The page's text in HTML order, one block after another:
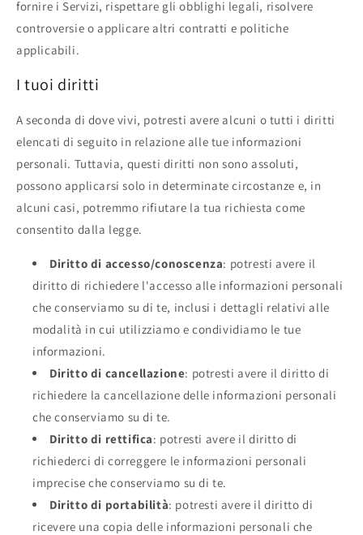
fornire i Servizi, rispettare gli obblighi legali, risolvere
controversie o applicare altri contratti e politiche
applicabili.
I tuoi diritti
A seconda di dove vivi, potresti avere alcuni o tutti i diritti
elencati di seguito in relazione alle tue informazioni
personali. Tuttavia, questi diritti non sono assoluti,
possono applicarsi solo in determinate circostanze e, in
alcuni casi, potremmo rifiutare la tua richiesta come
consentito dalla legge.
Diritto di accesso/conoscenza: potresti avere il
diritto di richiedere l'accesso alle informazioni personali
che conserviamo su di te, inclusi i dettagli relativi alle
modalità in cui utilizziamo e condividiamo le tue
informazioni.
Diritto di cancellazione: potresti avere il diritto di
richiedere la cancellazione delle informazioni personali
che conserviamo su di te.
Diritto di rettifica: potresti avere il diritto di
richiederci di correggere le informazioni personali
imprecise che conserviamo su di te.
Diritto di portabilità: potresti avere il diritto di
ricevere una copia delle informazioni personali che